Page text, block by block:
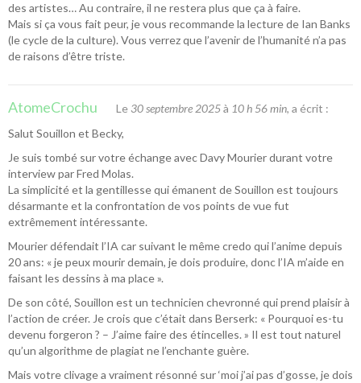
des artistes… Au contraire, il ne restera plus que ça à faire.
Mais si ça vous fait peur, je vous recommande la lecture de Ian Banks
(le cycle de la culture). Vous verrez que l’avenir de l’humanité n’a pas
de raisons d’être triste.
AtomeCrochu Le 30 septembre 2025à 10 h 56 min, a écrit :
Salut Souillon et Becky,
Je suis tombé sur votre échange avec Davy Mourier durant votre
interview par Fred Molas.
La simplicité et la gentillesse qui émanent de Souillon est toujours
désarmante et la confrontation de vos points de vue fut
extrêmement intéressante.
Mourier défendait l’IA car suivant le même credo qui l’anime depuis
20 ans: « je peux mourir demain, je dois produire, donc l’IA m’aide en
faisant les dessins à ma place ».
De son côté, Souillon est un technicien chevronné qui prend plaisir à
l’action de créer. Je crois que c’était dans Berserk: « Pourquoi es-tu
devenu forgeron ? – J’aime faire des étincelles. » Il est tout naturel
qu’un algorithme de plagiat ne l’enchante guère.
Mais votre clivage a vraiment résonné sur ‘moi j’ai pas d’gosse, je dois